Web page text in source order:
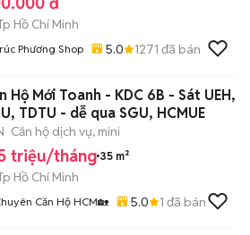
Hồ Chí Minh
Phương Shop 5.0 1271 đã bán
Hộ Mới Toanh - KDC 6B - Sát UEH,
TDTU - dễ qua SGU, HCMUE
Căn hộ dịch vụ, mini
triệu/tháng 35 m²
Hồ Chí Minh
Căn Hộ HCM🏡 5.0 1 đã bán